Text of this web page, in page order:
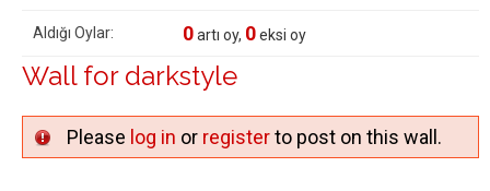
Aldığı Oylar: 0artı oy, 0eksi oy
Wall for darkstyle
Please log in or registerto post on this wall.